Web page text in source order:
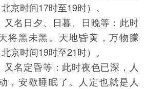
京时间17时至19时）。
名日夕、日暮、日晚等：此时
将黑未黑。天地昏黄，万物朦
京时间19时至21时）。
名定昏等：此时夜色已深，人
，安歇睡眠了。人定也就是人